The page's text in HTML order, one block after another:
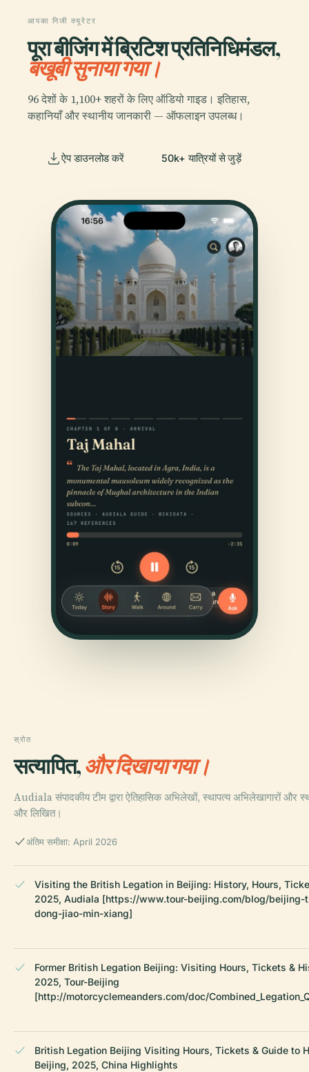
आपका निजी क्यूरेटर
पूरा बीजिंग में ब्रिटिश प्रतिनिधिमंडल,
बखूबी सुनाया गया।
96 देशों के 1,100+ शहरों के लिए ऑडियो गाइड। इतिहास,
कहानियाँ और स्थानीय जानकारी — ऑफलाइन उपलब्ध।
ऐप डाउनलोड करें 50k+ यात्रियों से जुड़ें
स्रोत
सत्यापित,और दिखाया गया।
Audiala संपादकीय टीम द्वारा ऐतिहासिक अभिलेखों, स्थापत्य अभिलेखागारों और
और लिखित।
अंतिम समीक्षा: April 2026
Visiting the British Legation in Beijing: History, Hours,
2025, Audiala [https://www.tour-beijing.com/blog/
dong-jiao-min-xiang]
Former British Legation Beijing: Visiting Hours, Tickets &
2025, Tour-Beijing
[http://motorcyclemeanders.com/doc/
British Legation Beijing Visiting Hours, Tickets & Guide to
Beijing, 2025, China Highlights